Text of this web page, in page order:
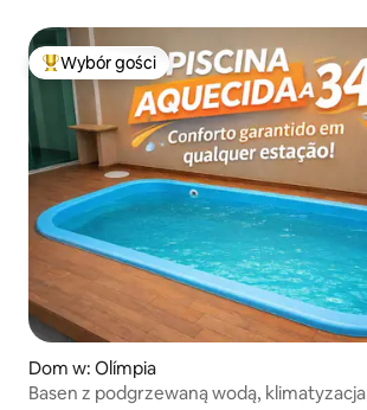
Najpopularniejsze z kategorii Wybór gości
Wybór gości
Dom w: Olímpia
Basen z podgrzewaną wodą,